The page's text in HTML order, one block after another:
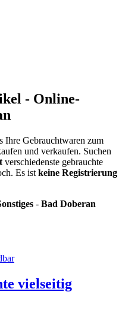
- Online-
Ihre Gebrauchtwaren zum
und verkaufen. Suchen
verschiedenste gebrauchte
Es ist keine Registrierung
- Bad Doberan
vielseitig